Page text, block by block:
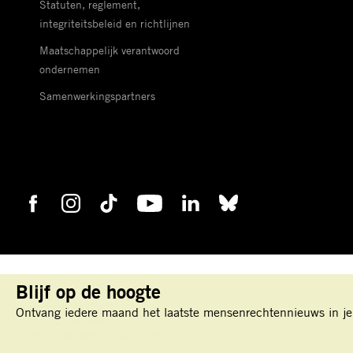
Statuten, reglement,
integriteitsbeleid en richtlijnen
Maatschappelijk verantwoord
ondernemen
Samenwerkingspartners
Keizersgracht 177
1016 DR Amsterdam
Blijf op de hoogte
Ontvang iedere maand het laatste mensenrechtennieuws in